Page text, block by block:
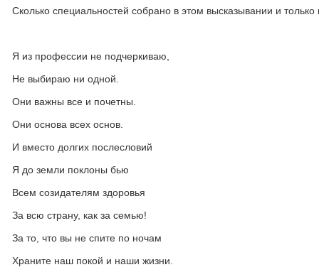
Сколько специальностей собрано в этом высказывании и
Я из профессии не подчеркиваю,
Не выбираю ни одной.
Они важны все и почетны.
Они основа всех основ.
И вместо долгих послесловий
Я до земли поклоны бью
Всем созидателям здоровья
За всю страну, как за семью!
За то, что вы не спите по ночам
Храните наш покой и наши жизни.